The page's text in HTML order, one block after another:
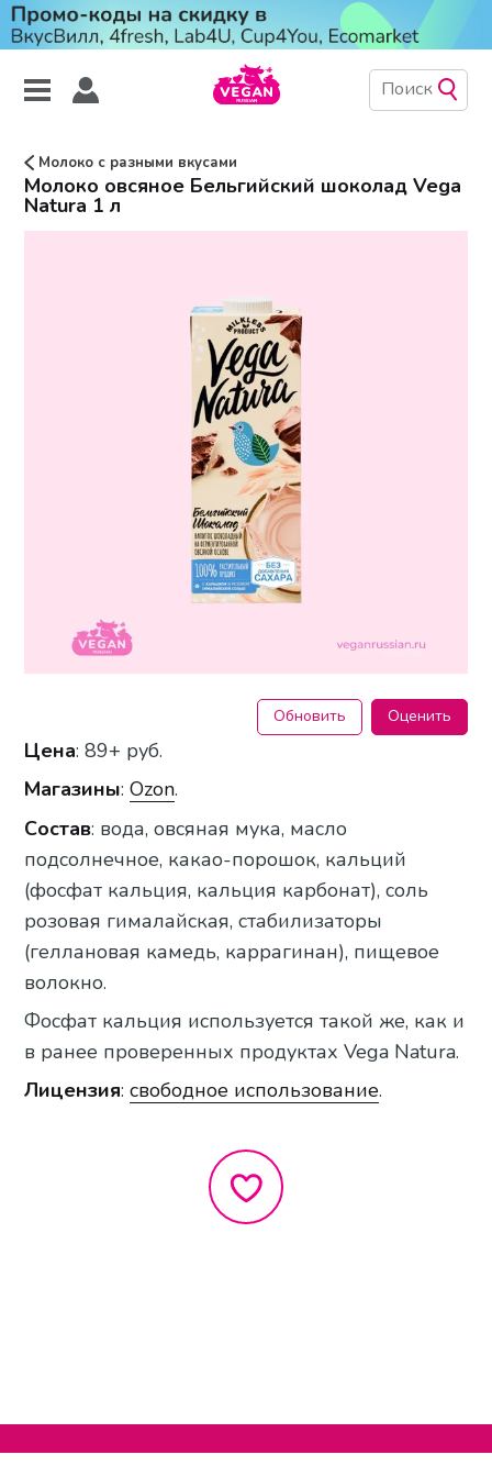
Молоко с разными вкусами
Молоко овсяное Бельгийский шоколад Vega
Natura 1 л
Обновить Оценить
Цена: 89+ руб.
Магазины:Ozon.
Состав: вода, овсяная мука, масло
подсолнечное, какао-порошок, кальций
(фосфат кальция, кальция карбонат), соль
розовая гималайская, стабилизаторы
(геллановая камедь, каррагинан), пищевое
волокно.
Фосфат кальция используется такой же, как и
в ранее проверенных продуктах Vega Natura.
Лицензия:свободное использование.